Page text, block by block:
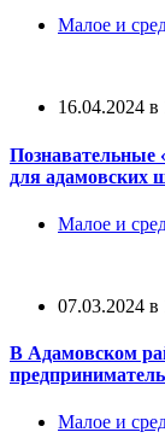
Малое и
16.04.2024 в
Познавательные
для адамовских
Малое и
07.03.2024 в
В Адамовском
Малое и